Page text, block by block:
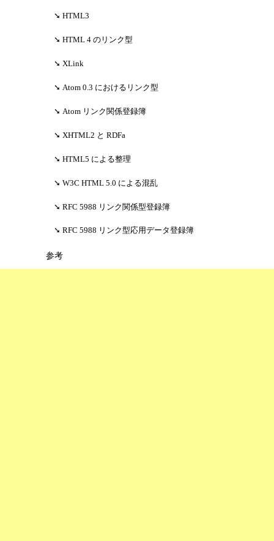
HTML3
HTML 4 のリンク型
XLink
Atom 0.3 におけるリンク型
Atom リンク関係登録簿
XHTML2 と RDFa
HTML5 による整理
W3C HTML 5.0 による混乱
RFC 5988 リンク関係型登録簿
RFC 5988 リンク型応用データ登録簿
参考